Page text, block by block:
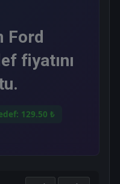
Ford
fiyatını
129.50 ₺